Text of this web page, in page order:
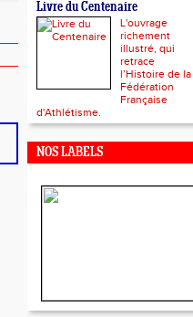
Livre du Centenaire
L'ouvrage
richement
illustré, qui
retrace
l’Histoire de la
Fédération
Française
d'Athlétisme.
NOS LABELS